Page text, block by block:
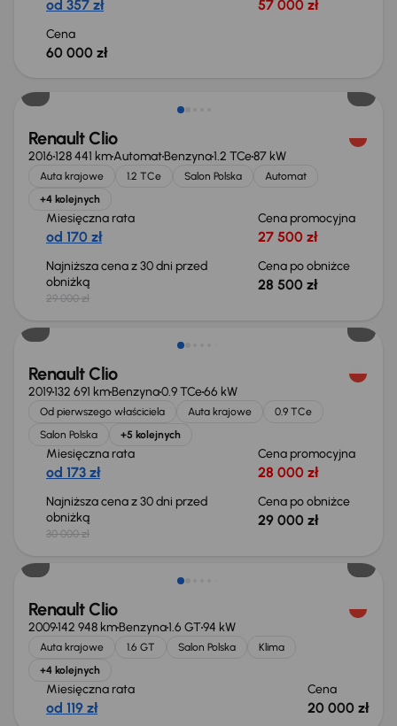
od 357 zł 57 000 zł
Cena
60 000 zł
Renault Clio
2016128 441 kmAutomatBenzyna1.2 TCe87 kW
Auta krajowe 1.2 TCe Salon Polska
Automat
+4 kolejnych
Miesięczna rata
od 170 zł
Cena promocyjna
27 500 zł
Najniższa cena z 30 dni przed
obniżką
29 000 zł
Cena po obniżce
28 500 zł
Taniej o 1 000 zł
Renault Clio
2019132 691 kmBenzyna0.9 TCe66 kW
Od pierwszego właściciela Auta krajowe
0.9 TCe
Salon Polska
+5 kolejnych
Miesięczna rata
od 173 zł
Cena promocyjna
28 000 zł
Najniższa cena z 30 dni przed
obniżką
30 000 zł
Cena po obniżce
29 000 zł
Renault Clio
2009142 948 kmBenzyna1.6 GT94 kW
Auta krajowe 1.6 GT Salon Polska
Klima
+4 kolejnych
Miesięczna rata
od 119 zł
Cena
20 000 zł
Taniej o 500 zł